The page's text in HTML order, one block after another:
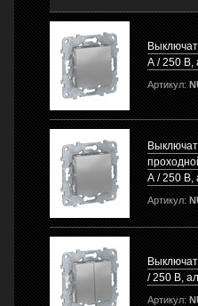
А / 250 В,
Артикул:
А / 250 В,
Артикул:
/ 250 В,
Артикул: